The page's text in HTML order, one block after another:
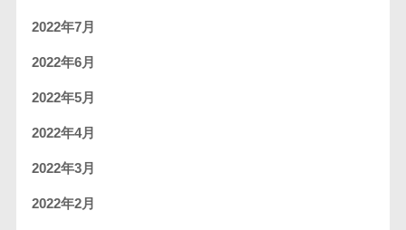
2022年7月
2022年6月
2022年5月
2022年4月
2022年3月
2022年2月